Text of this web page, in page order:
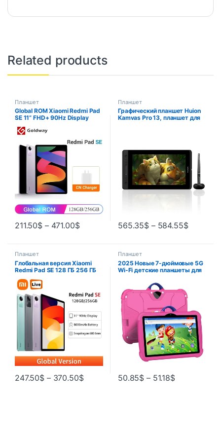
Related products
Планшет
Global ROM Xiaomi Redmi Pad
SE 11” FHD+ 90Hz Display
Tablets 8000mAh Long
Battery 18W Fast Charging
211.50$ – 471.00$
Планшет
Графический планшет Huion
Kamvas Pro 13, планшет для
экран для Linux MacOS
Windows ChromeOS, 8192
уровня
565.35$ – 584.55$
Планшет
Глобальная версия Xiaomi
Redmi Pad SE 128 ГБ 256 ГБ
Восьмиядерный процессор
Snapdragon 680 2,4 ГГц, 11 ”
дисплей FHD + 90 Гц, 8000
мАч, Mi Tablet SE
247.50$ – 370.50$
Планшет
2025 Новые 7-дюймовые 5G
Wi-Fi детские планшеты для
четырехъядерный
процессор, 4 ГБ ОЗУ, 64 ГБ
ПЗУ, Bluetooth, двойные
камеры, планшетный ПК,
Android 13
50.85$ – 51.18$